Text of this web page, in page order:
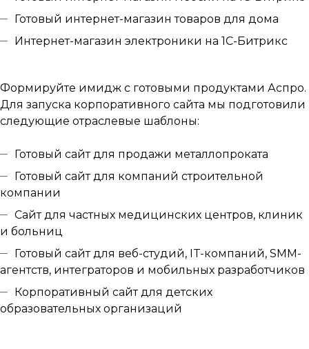
Готовый интернет-магазин товаров для дома
Интернет-магазин электроники на 1С-Битрикс
Формируйте имидж с готовыми продуктами Аспро.
Для запуска корпоративного сайта мы подготовили
следующие отраслевые шаблоны:
Готовый сайт для продажи металлопроката
Готовый сайт для компаний строительной
компании
Сайт для частных медицинских центров, клиник
и больниц
Готовый сайт для веб-студий, IT-компаний, SMM-
агентств, интеграторов и мобильных разработчиков
Корпоративный сайт для детских
образовательных организаций